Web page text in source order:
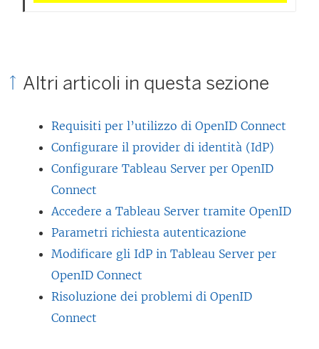
Altri articoli in questa sezione
Requisiti per l’utilizzo di OpenID Connect
Configurare il provider di identità (IdP)
Configurare Tableau Server per OpenID
Connect
Accedere a Tableau Server tramite OpenID
Parametri richiesta autenticazione
Modificare gli IdP in Tableau Server per
OpenID Connect
Risoluzione dei problemi di OpenID
Connect